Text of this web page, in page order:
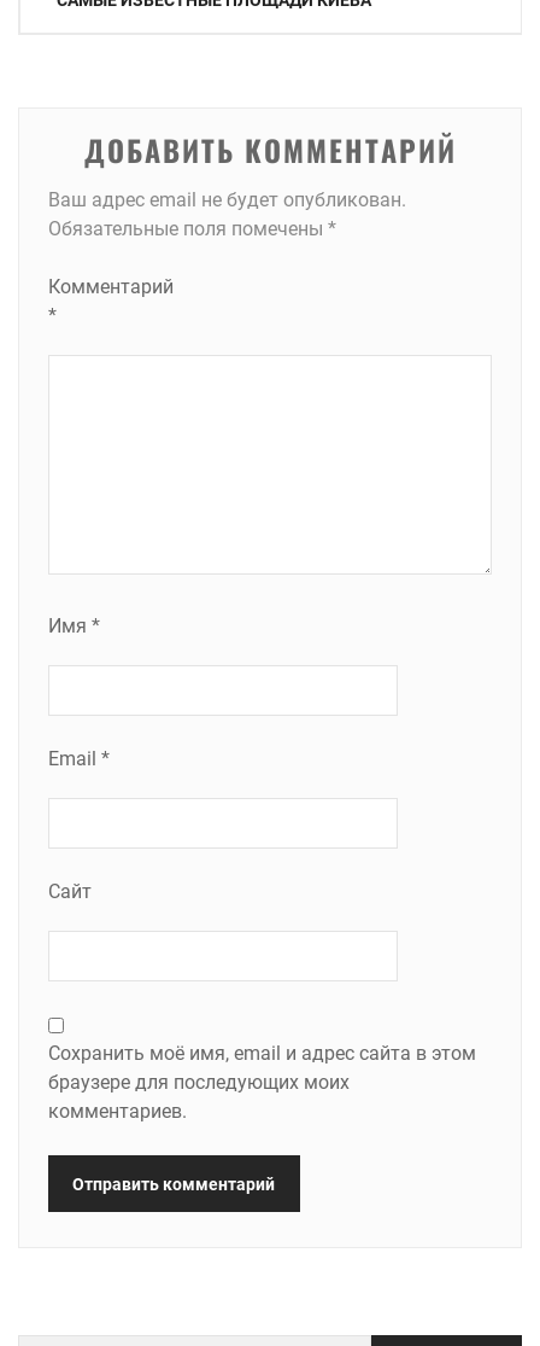
ДОБАВИТЬ КОММЕНТАРИЙ
Ваш адрес email не будет опубликован.
Обязательные поля помечены *
Комментарий
*
Имя *
Email *
Сайт
Сохранить моё имя, email и адрес сайта в этом
браузере для последующих моих
комментариев.